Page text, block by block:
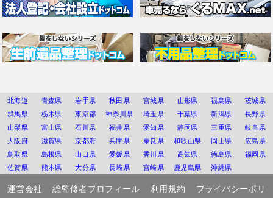
北海道 青森県 岩手県 秋田県 宮城県 山形県 福島県
茨城県
群馬県
栃木県 東京都 神奈川県 埼玉県 千葉県 新潟県
長野県
山梨県
富山県 石川県 福井県 愛知県 静岡県 三重県
岐阜県
大阪府
滋賀県 京都府 兵庫県 奈良県 和歌山県 岡山県
広島県
鳥取県
島根県 山口県 愛媛県 香川県 高知県 徳島県
福岡県
佐賀県
熊本県 大分県 長崎県 宮崎県 鹿児島県 沖縄県
運営会社 総監修者プロフィール 利用規約
プライバシーポリ